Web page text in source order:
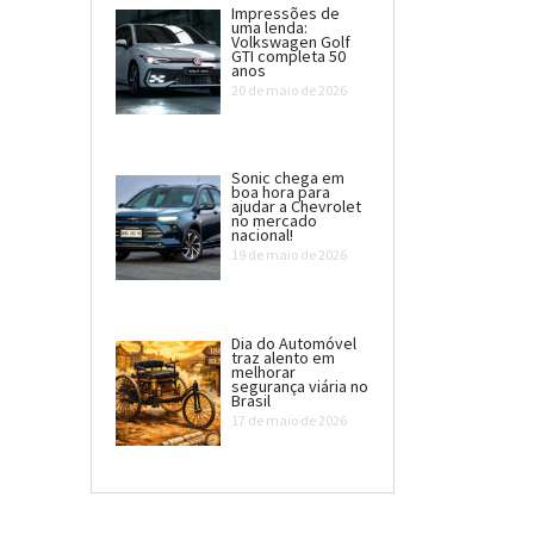
Impressões de
uma lenda:
Volkswagen Golf
GTI completa 50
anos
20 de maio de 2026
Sonic chega em
boa hora para
ajudar a Chevrolet
no mercado
nacional!
19 de maio de 2026
Dia do Automóvel
traz alento em
melhorar
segurança viária no
Brasil
17 de maio de 2026